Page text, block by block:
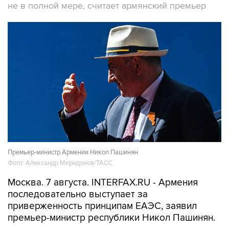
не в полной мере, считает армянский премьер
Премьер-министр Армении Никол Пашинян
Фото: Александр Миридонов/ТАСС
Москва. 7 августа. INTERFAX.RU - Армения
последовательно выступает за
приверженность принципам ЕАЭС, заявил
премьер-министр республики Никол Пашинян.